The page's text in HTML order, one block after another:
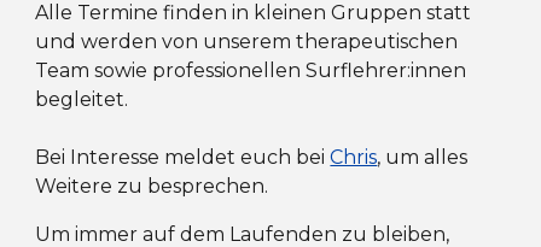
Alle Termine finden in kleinen Gruppen statt
und werden von unserem therapeutischen
Team sowie professionellen Surflehrer:innen
begleitet.
Bei Interesse meldet euch beiChris, um alles
Weitere zu besprechen.
Um immer auf dem Laufenden zu bleiben,